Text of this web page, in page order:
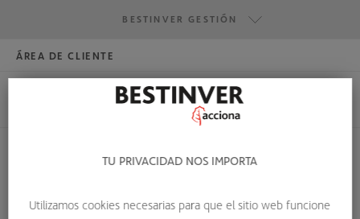
BESTINVER GESTIÓN
BESTINVER SECURITIES
ÁREA DE CLIENTE
TU PRIVACIDAD NOS IMPORTA
Utilizamos cookies necesarias para que el sitio web funcione